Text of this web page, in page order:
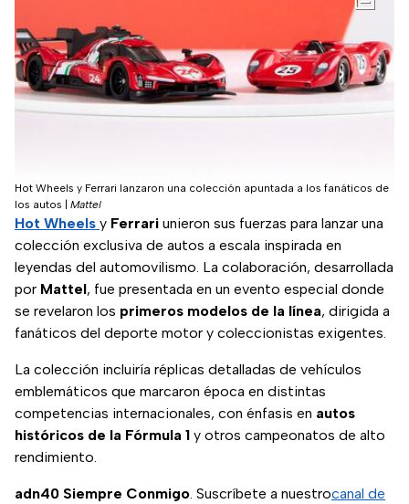
Hot Wheels y Ferrari lanzaron una colección apuntada a los fanáticos de
los autos
Mattel
Hot Wheels y Ferrari unieron sus fuerzas para lanzar una
colección exclusiva de autos a escala inspirada en
leyendas del automovilismo. La colaboración, desarrollada
por Mattel, fue presentada en un evento especial donde
se revelaron los primeros modelos de la línea, dirigida a
fanáticos del deporte motor y coleccionistas exigentes.
La colección incluiría réplicas detalladas de vehículos
emblemáticos que marcaron época en distintas
competencias internacionales, con énfasis en autos
históricos de la Fórmula 1 y otros campeonatos de alto
rendimiento.
adn40 Siempre Conmigo. Suscríbete a nuestrocanal de